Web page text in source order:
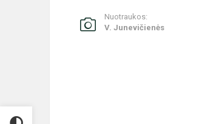
Nuotraukos:
V. Junevičienės